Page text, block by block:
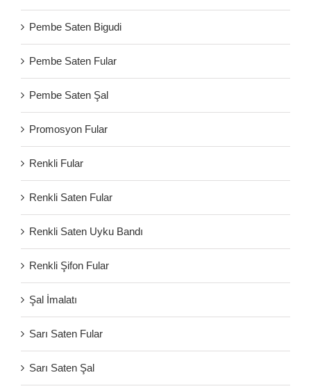
Pembe Saten Bigudi
Pembe Saten Fular
Pembe Saten Şal
Promosyon Fular
Renkli Fular
Renkli Saten Fular
Renkli Saten Uyku Bandı
Renkli Şifon Fular
Şal İmalatı
Sarı Saten Fular
Sarı Saten Şal